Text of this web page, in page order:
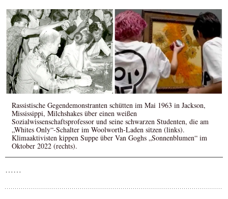
Rassistische Gegendemonstranten schütten im Mai 1963 in Jackson,
Mississippi, Milchshakes über einen weißen
Sozialwissenschaftsprofessor und seine schwarzen Studenten, die am
„Whites Only“-Schalter im Woolworth-Laden sitzen (links).
Klimaaktivisten kippen Suppe über Van Goghs „Sonnenblumen“ im
Oktober 2022 (rechts).
……